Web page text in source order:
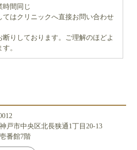
間同じ
はクリニックへ直接お問い合わせ
りしております。ご理解のほどよ
。
戸市中央区北長狭通1丁目20-13
番館7階